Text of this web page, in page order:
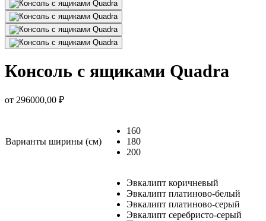
Консоль с ящиками Quadra
от 296000,00 ₽
Варианты ширины (см)
160
180
200
Эвкалипт коричневый
Эвкалипт платиново-белый
Эвкалипт платиново-серый
Эвкалипт серебристо-серый